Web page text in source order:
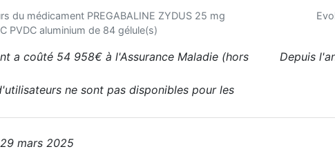
du médicament PREGABALINE ZYDUS 25 mg
PVDC aluminium de 84 gélule(s)
a coûté 54 958€ à l'Assurance Maladie (hors
ne sont pas disponibles pour les
Depuis
mars 2025